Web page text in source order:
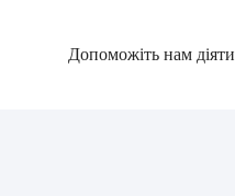
Допоможіть нам діяти